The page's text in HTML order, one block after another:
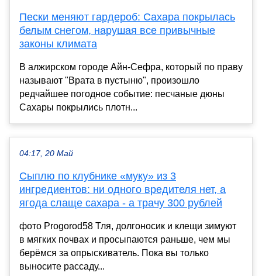
Пески меняют гардероб: Сахара покрылась
белым снегом, нарушая все привычные
законы климата
В алжирском городе Айн-Сефра, который по праву
называют "Врата в пустыню", произошло
редчайшее погодное событие: песчаные дюны
Сахары покрылись плотн...
04:17, 20 Май
Сыплю по клубнике «муку» из 3
ингредиентов: ни одного вредителя нет, а
ягода слаще сахара - а трачу 300 рублей
фото Progorod58 Тля, долгоносик и клещи зимуют
в мягких почвах и просыпаются раньше, чем мы
берёмся за опрыскиватель. Пока вы только
выносите рассаду...